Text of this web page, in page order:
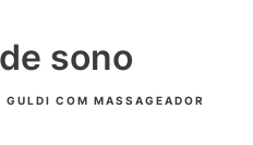
sono
COM MASSAGEADOR